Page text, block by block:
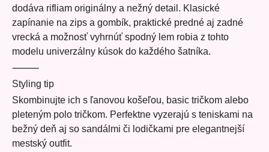
dodáva rifliam originálny a nežný detail. Klasické
zapínanie na zips a gombík, praktické predné aj zadné
vrecká a možnosť vyhrnúť spodný lem robia z tohto
modelu univerzálny kúsok do každého šatníka.
⸻
Styling tip
Skombinujte ich s ľanovou košeľou, basic tričkom alebo
pleteným polo tričkom. Perfektne vyzerajú s teniskami na
bežný deň aj so sandálmi či lodičkami pre elegantnejší
mestský outfit.